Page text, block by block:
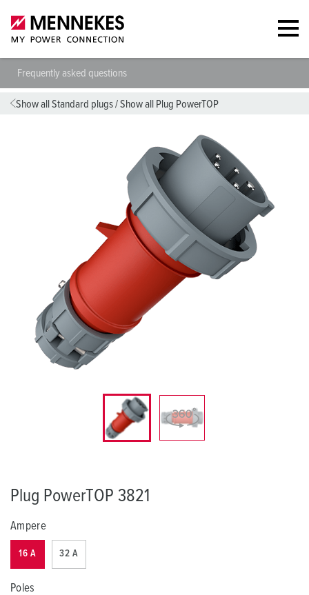
Frequently asked questions
Show all Standard plugs/Show all Plug PowerTOP
Plug PowerTOP 3821
Ampere
16 A 32 A
Poles